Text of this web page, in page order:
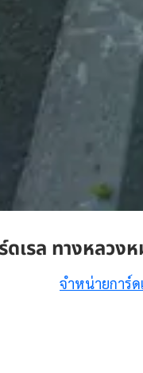
ดเรล ทางหลว
จำหน่ายการ์